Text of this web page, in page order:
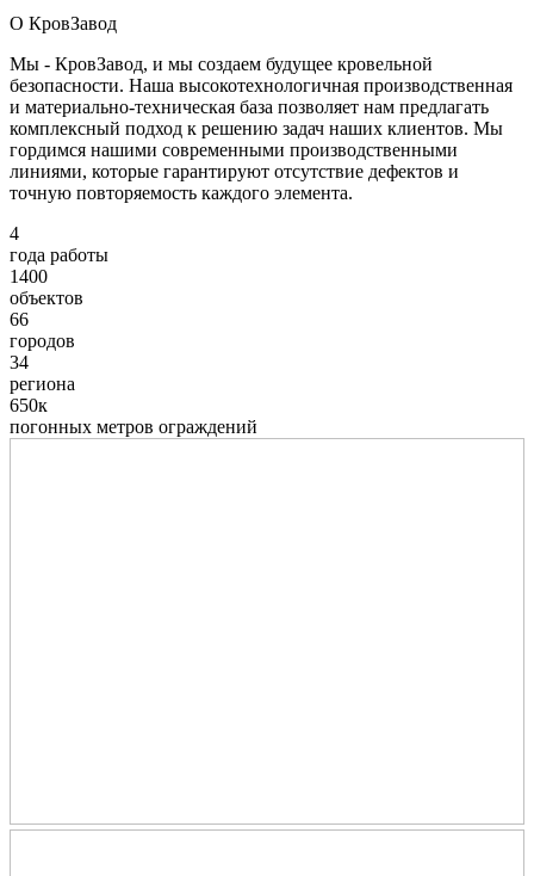
О КровЗавод
Мы - КровЗавод, и мы создаем будущее кровельной
безопасности. Наша высокотехнологичная производственная
и материально-техническая база позволяет нам предлагать
комплексный подход к решению задач наших клиентов. Мы
гордимся нашими современными производственными
линиями, которые гарантируют отсутствие дефектов и
точную повторяемость каждого элемента.
4
года работы
1400
объектов
66
городов
34
региона
650к
погонных метров ограждений